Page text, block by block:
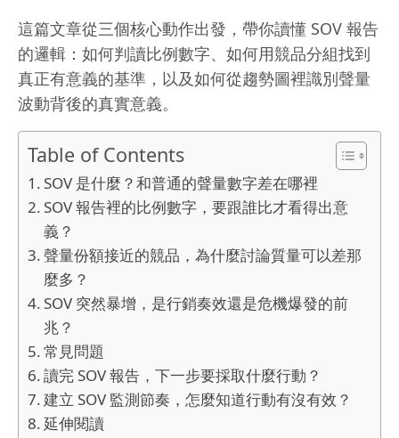
這篇文章從三個核心動作出發，帶你讀懂 SOV 報告
的邏輯：如何判讀比例數字、如何用競品分組找到
真正有意義的基準，以及如何從趨勢圖裡識別聲量
波動背後的真實意義。
Table of Contents
SOV 是什麼？和普通的聲量數字差在哪裡
SOV 報告裡的比例數字，要跟誰比才看得出意
義？
聲量份額接近的競品，為什麼討論質量可以差那
麼多？
SOV 突然暴增，是行銷奏效還是危機爆發的前
兆？
常見問題
讀完 SOV 報告，下一步要採取什麼行動？
建立 SOV 監測節奏，怎麼知道行動有沒有效？
延伸閱讀